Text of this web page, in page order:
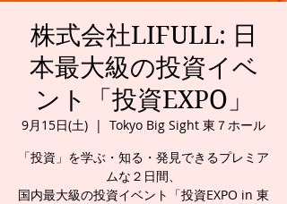
株式会社LIFULL: 日
本最大級の投資イベ
ント「投資EXPO」
9月15日(土)
  |
Tokyo Big Sight 東７ホール
「投資」を学ぶ・知る・発見できるプレミア
ムな２日間、
国内最大級の投資イベント「投資EXPO in 東